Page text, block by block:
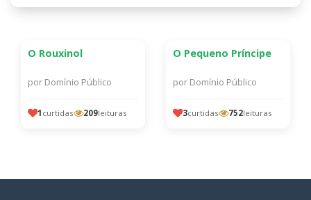
INFANTIL
ESCRITORES AUTÔNOMOS
O Rouxinol
por Domínio Público
1 curtidas 209leituras
INFANTIL
ESCRITORES AUTÔNOMOS
PRÍNCIPE
O Pequeno Príncipe
por Domínio Público
3curtidas 752leituras